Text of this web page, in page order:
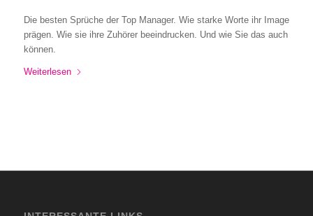
Die besten Sprüche der Top Manager. Wie starke Worte ihr Image
prägen. Wie sie ihre Zuhörer beeindrucken. Und wie Sie das auch
können.
Weiterlesen